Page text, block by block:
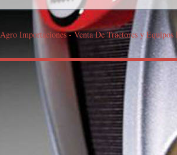
Agro Importaciones - Venta De Tractores y Equipos